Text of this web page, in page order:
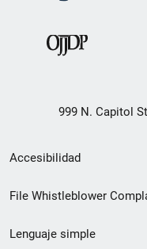
999 N. Capitol
Menú
de
Accesibilidad
File Whistleblower
Lenguaje simple